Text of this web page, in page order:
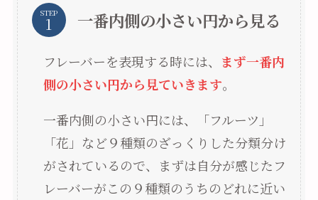
STEP 一番内側の小さい円から見る
フレーバーを表現する時には、 まず一番内
側の小さい円から見ていきます。
一番内側の小さい円には、「フルーツ」
「花」など９種類のざっくりした分類分け
がされているので、まずは自分が感じたフ
レーバーがこの９種類のうちのどれに近い